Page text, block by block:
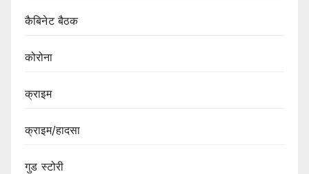
कैबिनेट बैठक
कोरोना
क्राइम
क्राइम/हादसा
गुड स्टोरी